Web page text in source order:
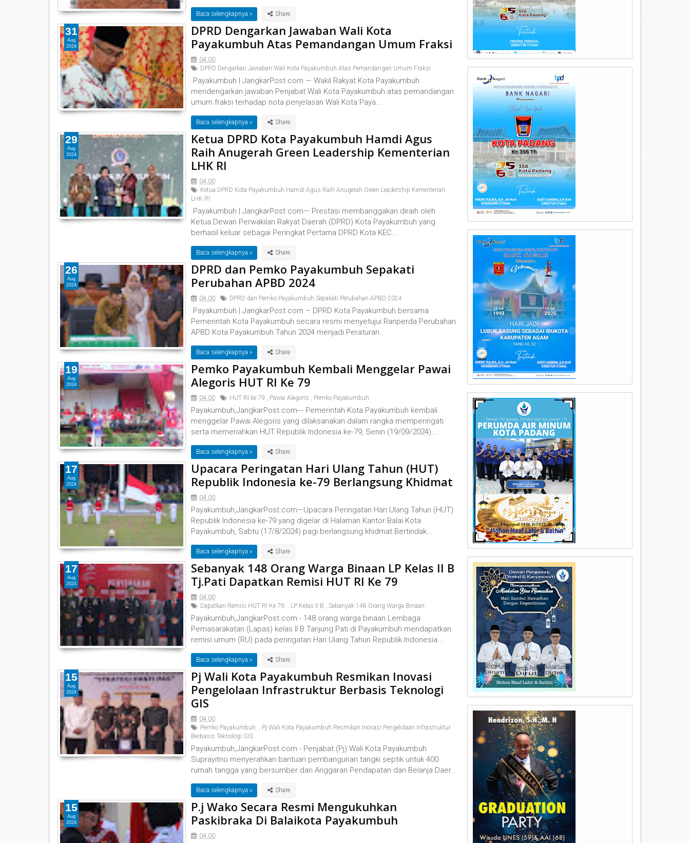
Baca selengkapnya »
DPRD Dengarkan Jawaban Wali Kota
Payakumbuh Atas Pemandangan Umum Fraksi
04.00
DPRD Dengarkan Jawaban Wali Kota Payakumbuh Atas Pemandangan Umum Fraksi
Payakumbuh | JangkarPost.com — Wakil Rakyat Kota Payakumbuh
mendengarkan jawaban Penjabat Wali Kota Payakumbuh atas pemandangan
umum fraksi terhadap nota penjelasan Wali Kota Paya...
Baca selengkapnya »
31
Aug
2024
Ketua DPRD Kota Payakumbuh Hamdi Agus
Raih Anugerah Green Leadership Kementerian
LHK RI
04.00
Ketua DPRD Kota Payakumbuh Hamdi Agus Raih Anugerah Green Leadership Kementerian
LHK RI
Payakumbuh | JangkarPost.com— Prestasi membanggakan diraih oleh
Ketua Dewan Perwakilan Rakyat Daerah (DPRD) Kota Payakumbuh yang
berhasil keluar sebagai Peringkat Pertama DPRD Kota KEC...
Baca selengkapnya »
29
Aug
2024
DPRD dan Pemko Payakumbuh Sepakati
Perubahan APBD 2024
04.00 DPRD dan Pemko Payakumbuh Sepakati Perubahan APBD 2024
Payakumbuh | JangkarPost.com – DPRD Kota Payakumbuh bersama
Pemerintah Kota Payakumbuh secara resmi menyetujui Ranperda Perubahan
APBD Kota Payakumbuh Tahun 2024 menjadi Peraturan...
Baca selengkapnya »
26
Aug
2024
Pemko Payakumbuh Kembali Menggelar Pawai
Alegoris HUT RI Ke 79
04.00 HUT RI ke 79 , Pawai Alegoris , Pemko Payakumbuh.
Payakumbuh,JangkarPost.com--- Pemerintah Kota Payakumbuh kembali
menggelar Pawai Alegoris yang dilaksanakan dalam rangka memperingati
serta memeriahkan HUT Republik Indonesia ke-79, Senin (19/09/2024)...
Baca selengkapnya »
19
Aug
2024
Upacara Peringatan Hari Ulang Tahun (HUT)
Republik Indonesia ke-79 Berlangsung Khidmat
04.00
Payakumbuh,JangkarPost.com—Upacara Peringatan Hari Ulang Tahun (HUT)
Republik Indonesia ke-79 yang digelar di Halaman Kantor Balai Kota
Payakumbuh, Sabtu (17/8/2024) pagi berlangsung khidmat.Bertindak...
Baca selengkapnya »
17
Aug
2024
Sebanyak 148 Orang Warga Binaan LP Kelas II B
Tj.Pati Dapatkan Remisi HUT RI Ke 79
04.00
Dapatkan Remisi HUT RI Ke 79. , LP Kelas II B , Sebanyak 148 Orang Warga Binaan
Payakumbuh,JangkarPost.com - 148 orang warga binaan Lembaga
Pemasarakatan (Lapas) kelas II B Tanjung Pati di Payakumbuh mendapatkan
remisi umum (RU) pada peringatan Hari Ulang Tahun Republik Indonesia...
Baca selengkapnya »
17
Aug
2024
Pj Wali Kota Payakumbuh Resmikan Inovasi
Pengelolaan Infrastruktur Berbasis Teknologi
GIS
04.00
Pemko Payakumbuh. , Pj Wali Kota Payakumbuh Resmikan Inovasi Pengelolaan Infrastruktur
Berbasis Teknologi GIS
Payakumbuh,JangkarPost.com - Penjabat (Pj) Wali Kota Payakumbuh
Suprayitno menyerahkan bantuan pembangunan tangki septik untuk 400
rumah tangga yang bersumber dari Anggaran Pendapatan dan Belanja Daer...
Baca selengkapnya »
15
Aug
2024
P.j Wako Secara Resmi Mengukuhkan
Paskibraka Di Balaikota Payakumbuh
04.00
15
Aug
2024